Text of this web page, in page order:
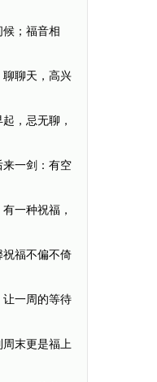
；福音相
聊聊天，高兴
，忌无聊，
来一剑：有空
一种祝福，
祝福不偏不倚
让一周的等待
末更是福上